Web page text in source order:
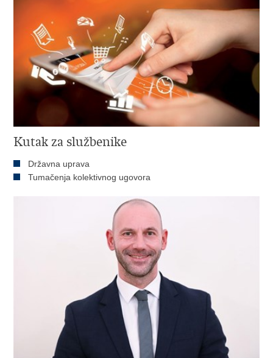
Kutak za službenike
Državna uprava
Tumačenja kolektivnog ugovora